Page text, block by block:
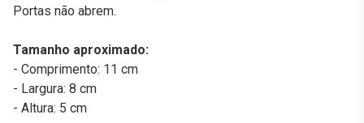
Portas não abrem.
Tamanho aproximado:
- Comprimento: 11 cm
- Largura: 8 cm
- Altura: 5 cm